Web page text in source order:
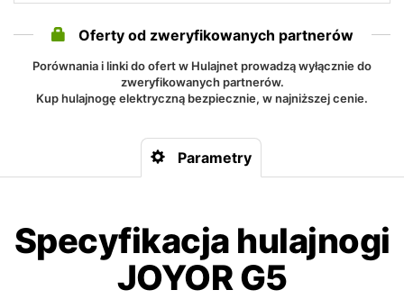
Oferty od zweryfikowanych partnerów
Porównania i linki do ofert w Hulajnet prowadzą wyłącznie do
zweryfikowanych partnerów.
Kup hulajnogę elektryczną bezpiecznie, w najniższej cenie.
Parametry
Specyfikacja hulajnogi
JOYOR G5